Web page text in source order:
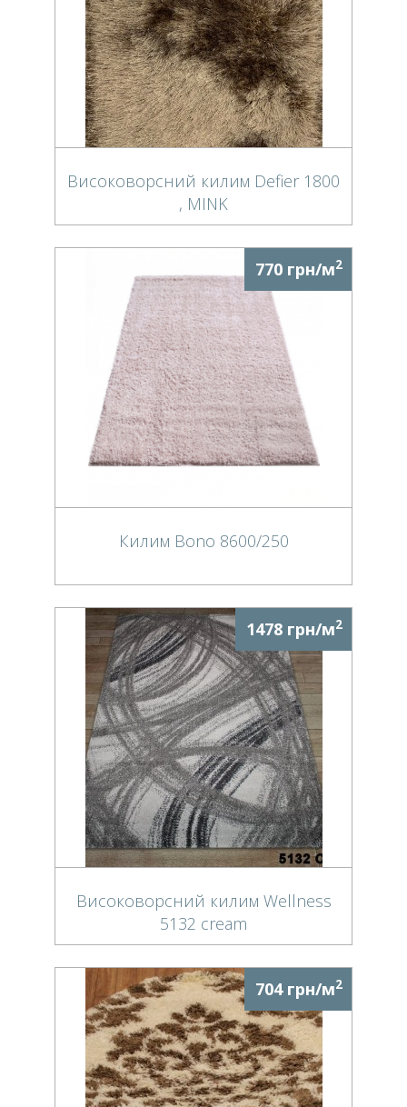
Високоворсний килим Defier 1800
, MINK
770 грн/м2
Килим Bono 8600/250
1478 грн/м2
Високоворсний килим Wellness
5132 cream
704 грн/м2